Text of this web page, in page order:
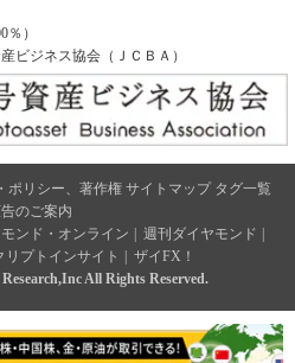
）
ビジネス協会（ＪＣＢＡ）
ポリシー、著作権 サイトマップ タグ一覧
のご案内
ンド・オンライン 週刊ダイヤモンド
リプトインサイト
ザイFX！
All Rights Reserved.